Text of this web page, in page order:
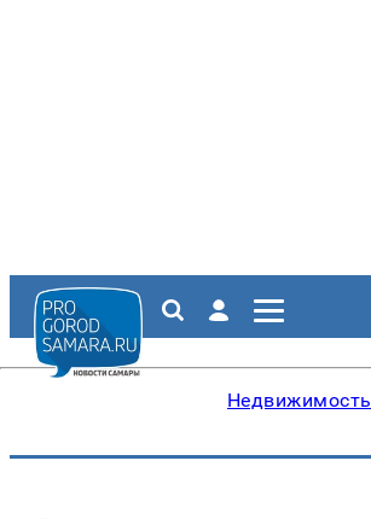
Недвижимость